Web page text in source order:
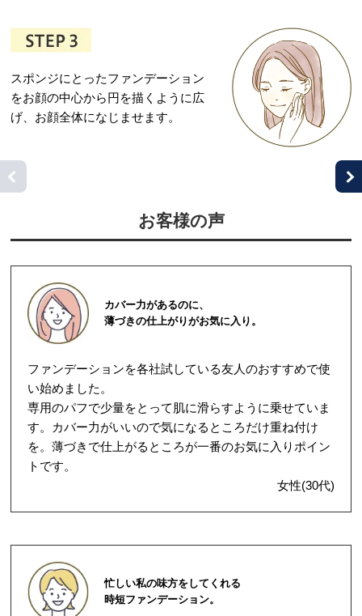
スポンジにとったファンデーション
をお顔の中心から円を描くように広
げ、お顔全体になじませます。
お客様の声
カバー力があるのに、
薄づきの仕上がりがお気に入り。
ファンデーションを各社試している友人のおすすめで使
い始めました。
専用のパフで少量をとって肌に滑らすように乗せていま
す。カバー力がいいので気になるところだけ重ね付け
を。薄づきで仕上がるところが一番のお気に入りポイン
トです。
女性(30代)
忙しい私の味方をしてくれる
時短ファンデーション。